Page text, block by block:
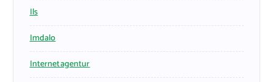
Ils
Imdalo
Internetagentur